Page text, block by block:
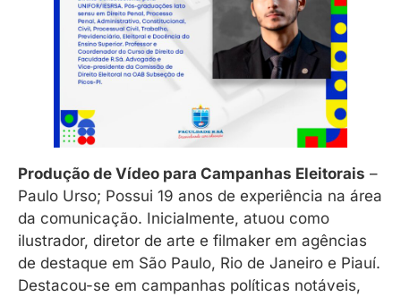
Produção de Vídeo para Campanhas Eleitorais –
Paulo Urso; Possui 19 anos de experiência na área
da comunicação. Inicialmente, atuou como
ilustrador, diretor de arte e filmaker em agências
de destaque em São Paulo, Rio de Janeiro e Piauí.
Destacou-se em campanhas políticas notáveis,